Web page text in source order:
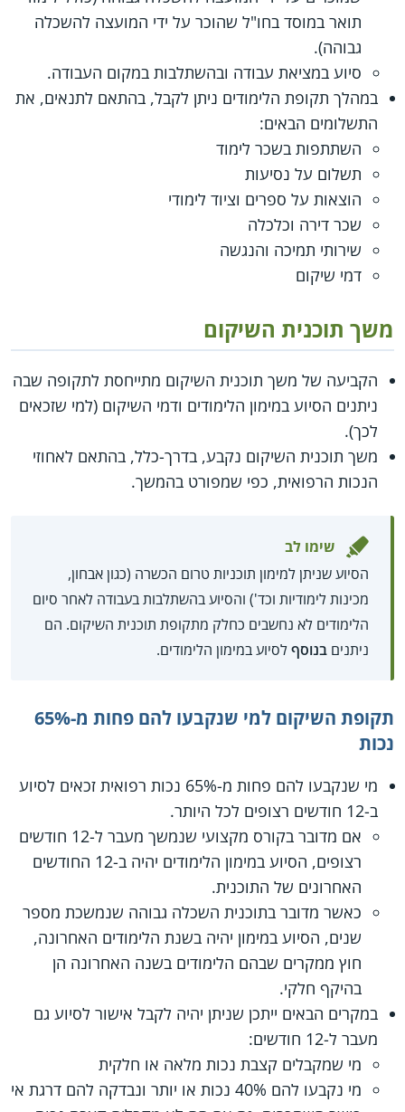
תואר במוסד בחו"ל שהוכר על ידי המועצה להשכלה
גבוהה).
סיוע במציאת עבודה ובהשתלבות במקום העבודה.
במהלך תקופת הלימודים ניתן לקבל, בהתאם לתנאים, את
התשלומים הבאים:
השתתפות בשכר לימוד
תשלום על נסיעות
הוצאות על ספרים וציוד לימודי
שכר דירה וכלכלה
שירותי תמיכה והנגשה
דמי שיקום
משך תוכנית השיקום
הקביעה של משך תוכנית השיקום מתייחסת לתקופה שבה
ניתנים הסיוע במימון הלימודים ודמי השיקום (למי שזכאים
לכך).
משך תוכנית השיקום נקבע, בדרך-כלל, בהתאם לאחוזי
הנכות הרפואית, כפי שמפורט בהמשך.
שימו לב
הסיוע שניתן למימון תוכניות טרום הכשרה (כגון אבחון,
מכינות לימודיות וכד') והסיוע בהשתלבות בעבודה לאחר סיום
הלימודים לא נחשבים כחלק מתקופת תוכנית השיקום. הם
ניתנים בנוסףלסיוע במימון הלימודים.
תקופת השיקום למי שנקבעו להם פחות מ-65%
נכות
מי שנקבעו להם פחות מ-65% נכות רפואית זכאים לסיוע
ב-12 חודשים רצופים לכל היותר.
אם מדובר בקורס מקצועי שנמשך מעבר ל-12 חודשים
רצופים, הסיוע במימון הלימודים יהיה ב-12 החודשים
האחרונים של התוכנית.
כאשר מדובר בתוכנית השכלה גבוהה שנמשכת מספר
שנים, הסיוע במימון יהיה בשנת הלימודים האחרונה,
חוץ ממקרים שבהם הלימודים בשנה האחרונה הן
בהיקף חלקי.
במקרים הבאים ייתכן שניתן יהיה לקבל אישור לסיוע גם
מעבר ל-12 חודשים:
מי שמקבלים קצבת נכות מלאה או חלקית
מי נקבעו להם 40% נכות או יותר ונבדקה להם דרגת אי